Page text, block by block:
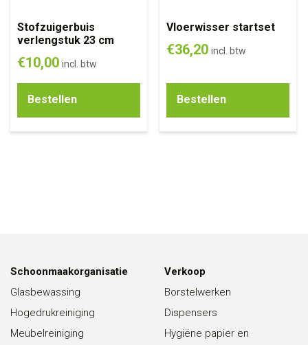
Stofzuigerbuis
verlengstuk 23 cm
€10,00 incl. btw
Bestellen
Vloerwisser startset
€36,20 incl. btw
Bestellen
Schoonmaakorganisatie
Glasbewassing
Hogedrukreiniging
Meubelreiniging
Verkoop
Borstelwerken
Dispensers
Hygiëne papier en